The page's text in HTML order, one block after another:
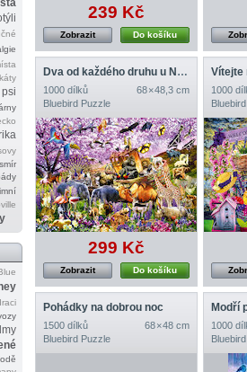
psi
239 Kč
Do košíku
Zobrazit
Dva od každého druhu u Noemovy archy
1000 dílků
68 × 48,3 cm
Bluebird Puzzle
299 Kč
Do košíku
Zobrazit
Vítejte
1000
Pohádky na dobrou noc
1500 dílků
68 × 48 cm
Bluebird Puzzle
Modří
1000